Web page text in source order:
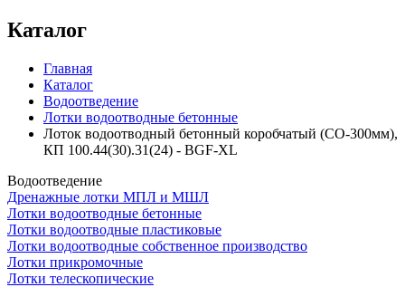
Каталог
Главная
Каталог
Водоотведение
Лотки водоотводные бетонные
Лоток водоотводный бетонный коробчатый (СО-300мм),
КП 100.44(30).31(24) - BGF-XL
Водоотведение
Дренажные лотки МПЛ и МШЛ
Лотки водоотводные бетонные
Лотки водоотводные пластиковые
Лотки водоотводные собственное производство
Лотки прикромочные
Лотки телескопические